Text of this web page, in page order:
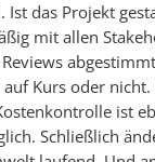
Ist das Projekt
mit allen
Kurs oder nicht.
ist
Schließlich